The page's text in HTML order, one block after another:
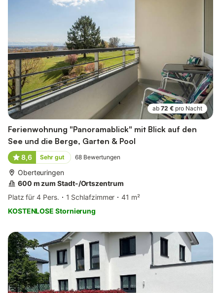
ab 72 € pro Nacht
Ferienwohnung "Panoramablick" mit Blick auf den
See und die Berge, Garten & Pool
8,6 Sehr gut 68 Bewertungen
Oberteuringen
600 m zum Stadt-/Ortszentrum
Platz für 4 Pers.
1 Schlafzimmer
41 m²
KOSTENLOSE Stornierung